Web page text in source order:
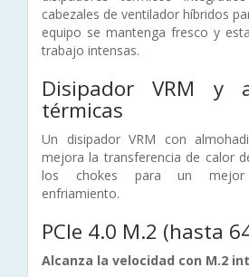
cabezales de ventilador híbridos
equipo se mantenga fresco y
trabajo intensas.
Disipador VRM y
térmicas
Un disipador VRM con
mejora la transferencia de calor
los chokes para un mejor
enfriamiento.
PCIe 4.0 M.2 (hasta
Alcanza la velocidad con M.2